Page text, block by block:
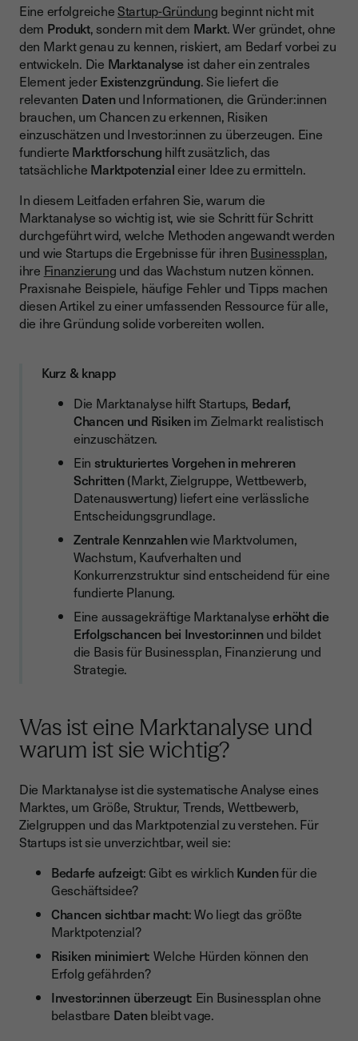
Schritt-für-Schritt-Anleitung zur Marktanalyse
Wichtige Kennzahlen für die Marktanalyse
Methoden und Tools für die Marktanalyse
Marktanalyse für die Finanzierung nutzen
Beispiel-Tabelle: Marktanalyse im Überblick
Fallbeispiele aus der Startup-Welt
Häufige Fehler bei der Marktanalyse
Tipps für die Praxis
Wichtig zu beachten
Eine erfolgreicheStartup-Gründung beginnt nicht mit
dem Produkt, sondern mit dem Markt. Wer gründet, ohne
den Markt genau zu kennen, riskiert, am Bedarf vorbei zu
entwickeln. Die Marktanalyse ist daher ein zentrales
Element jederExistenzgründung. Sie liefert die
relevanten Datenund Informationen, die Gründer:innen
brauchen, um Chancen zu erkennen, Risiken
einzuschätzen und Investor:innen zu überzeugen. Eine
fundierte Marktforschung hilft zusätzlich, das
tatsächliche Marktpotenzialeiner Idee zu ermitteln.
In diesem Leitfaden erfahren Sie, warum die
Marktanalyse so wichtig ist, wie sie Schritt für Schritt
durchgeführt wird, welche Methoden angewandt werden
und wie Startups die Ergebnisse für ihren Businessplan,
ihre Finanzierung und das Wachstum nutzen können.
Praxisnahe Beispiele, häufige Fehler und Tipps machen
diesen Artikel zu einer umfassenden Ressource für alle,
die ihre Gründung solide vorbereiten wollen.
Kurz & knapp
Die Marktanalyse hilft Startups, Bedarf,
Chancen und Risikenim Zielmarkt realistisch
einzuschätzen.
Ein strukturiertes Vorgehen in mehreren
Schritten(Markt, Zielgruppe, Wettbewerb,
Datenauswertung) liefert eine verlässliche
Entscheidungsgrundlage.
Zentrale Kennzahlenwie Marktvolumen,
Wachstum, Kaufverhalten und
Konkurrenzstruktur sind entscheidend für eine
fundierte Planung.
Eine aussagekräftige Marktanalyseerhöht die
Erfolgschancen bei Investor:innenund bildet
die Basis für Businessplan, Finanzierung und
Strategie.
Was ist eine Marktanalyse und
warum ist sie wichtig?
Die Marktanalyse ist die systematische Analyse eines
Marktes, um Größe, Struktur, Trends, Wettbewerb,
Zielgruppen und das Marktpotenzial zu verstehen. Für
Startups ist sie unverzichtbar, weil sie:
Bedarfe aufzeigt: Gibt es wirklich Kundenfür die
Geschäftsidee?
Chancen sichtbar macht: Wo liegt das größte
Marktpotenzial?
Risiken minimiert: Welche Hürden können den
Erfolg gefährden?
Investor:innen überzeugt: Ein Businessplan ohne
belastbare Datenbleibt vage.